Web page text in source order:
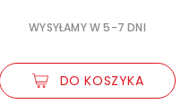
WYSYŁAMY W 5-7 DNI
DO KOSZYKA